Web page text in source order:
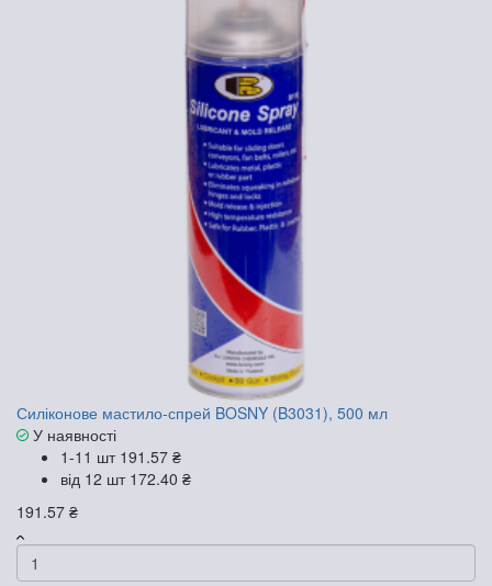
Силіконове мастило-спрей BOSNY (B3031), 500 мл
У наявності
1-11 шт 191.57 ₴
від 12 шт 172.40 ₴
191.57 ₴